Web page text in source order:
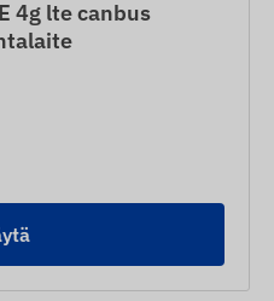
4g lte canbus